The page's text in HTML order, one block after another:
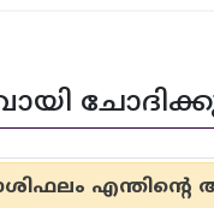
എന്തിന്റെ